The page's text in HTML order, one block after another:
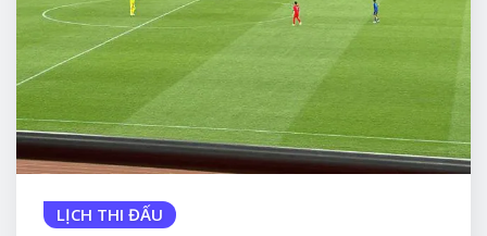
LỊCH THI ĐẤU